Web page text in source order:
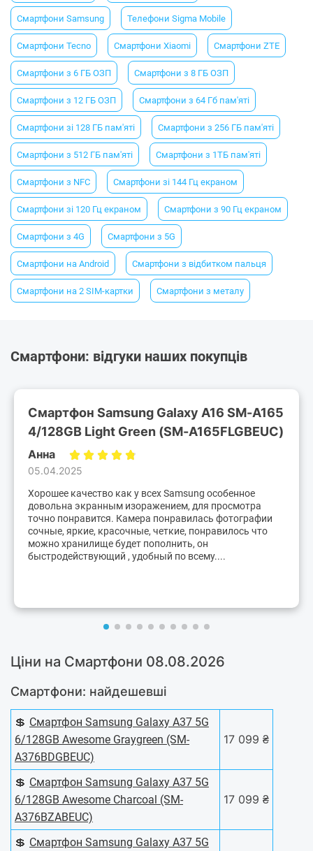
Смартфони Samsung Телефони Sigma Mobile
Смартфони Tecno Смартфони Xiaomi Смартфони ZTE
Смартфони з 6 ГБ ОЗП Смартфони з 8 ГБ ОЗП
Смартфони з 12 ГБ ОЗП Смартфони з 64 Гб пам'яті
Смартфони зі 128 ГБ пам'яті Смартфони з 256 ГБ пам'яті
Смартфони з 512 ГБ пам'яті Смартфони з 1ТБ пам'яті
Смартфони з NFC Смартфони зі 144 Гц екраном
Смартфони зі 120 Гц екраном Смартфони з 90 Гц екраном
Смартфони з 4G Смартфони з 5G
Смартфони на Android Смартфони з відбитком пальця
Смартфони на 2 SIM-картки Смартфони з металу
Смартфони: відгуки наших покупців
Смартфон Samsung Galaxy A16 SM-A165
4/128GB Light Green (SM-A165FLGBEUC)
Анна
05.04.2025
Хорошее качество как у всех Samsung особенное
довольна экранным изоражением, для просмотра
точно понравится. Камера понравилась фотографии
сочные, яркие, красочные, четкие, понравилось что
можно хранилище будет пополнить, он
быстродействующий , удобный по всему....
Ціни на Смартфони 08.08.2026
Смартфони: найдешевші
💲 Смартфон Samsung Galaxy A37 5G
6/128GB Awesome Graygreen (SM-
A376BDGBEUC)
17 099 ₴
💲 Смартфон Samsung Galaxy A37 5G
6/128GB Awesome Charcoal (SM-
A376BZABEUC)
17 099 ₴
💲 Смартфон Samsung Galaxy A37 5G